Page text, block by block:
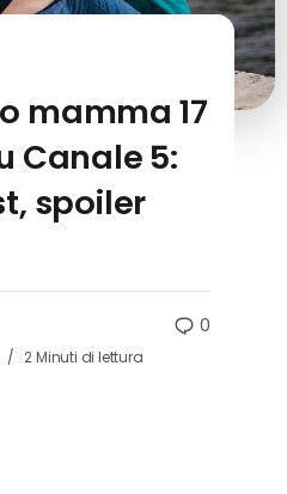
mamma 17
Canale 5:
spoiler
2 Minuti di lettura
0